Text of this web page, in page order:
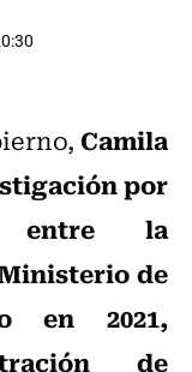
Camila
por
entre la
de
en 2021,
de